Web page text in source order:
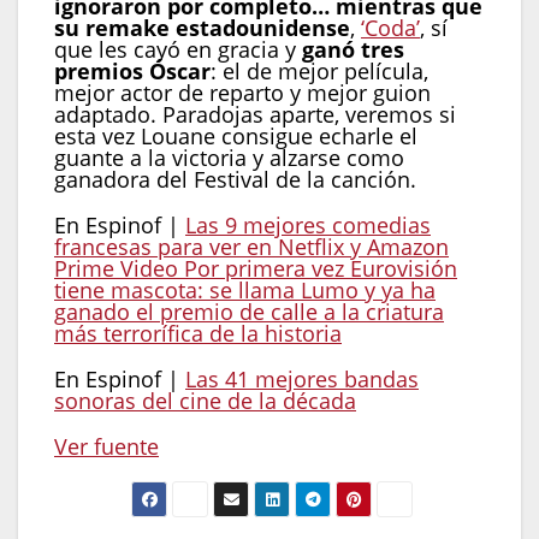
su remake estadounidense, ‘Coda’, sí
que les cayó en gracia y ganó tres
premios Óscar: el de mejor película,
mejor actor de reparto y mejor guion
adaptado. Paradojas aparte, veremos si
esta vez Louane consigue echarle el
guante a la victoria y alzarse como
ganadora del Festival de la canción.
En Espinof | Las 9 mejores comedias
francesas para ver en Netflix y Amazon
Prime Video Por primera vez Eurovisión
tiene mascota: se llama Lumo y ya ha
ganado el premio de calle a la criatura
más terrorífica de la historia
En Espinof | Las 41 mejores bandas
sonoras del cine de la década
Ver fuente